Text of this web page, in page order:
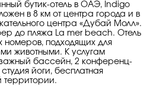
бутик-отель в ОАЭ, Indigo
в 8 км от центра города и в
центра «Дубай Молл».
до пляжа La mer beach. Отель
номеров, подходящих для
животными. К услугам
бассейн, 2 конференц-
йоги, бесплатная
территории.